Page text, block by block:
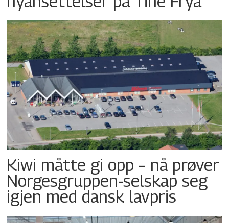
Kiwi måtte gi opp – nå prøver
Norgesgruppen-selskap seg
igjen med dansk lavpris